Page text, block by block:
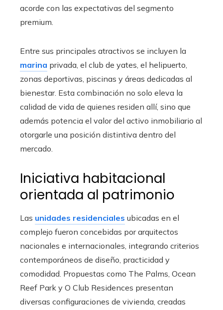
acorde con las expectativas del segmento
premium.
Entre sus principales atractivos se incluyen la
marina privada, el club de yates, el helipuerto,
zonas deportivas, piscinas y áreas dedicadas al
bienestar. Esta combinación no solo eleva la
calidad de vida de quienes residen allí, sino que
además potencia el valor del activo inmobiliario al
otorgarle una posición distintiva dentro del
mercado.
Iniciativa habitacional
orientada al patrimonio
Las unidades residenciales ubicadas en el
complejo fueron concebidas por arquitectos
nacionales e internacionales, integrando criterios
contemporáneos de diseño, practicidad y
comodidad. Propuestas como The Palms, Ocean
Reef Park y O Club Residences presentan
diversas configuraciones de vivienda, creadas